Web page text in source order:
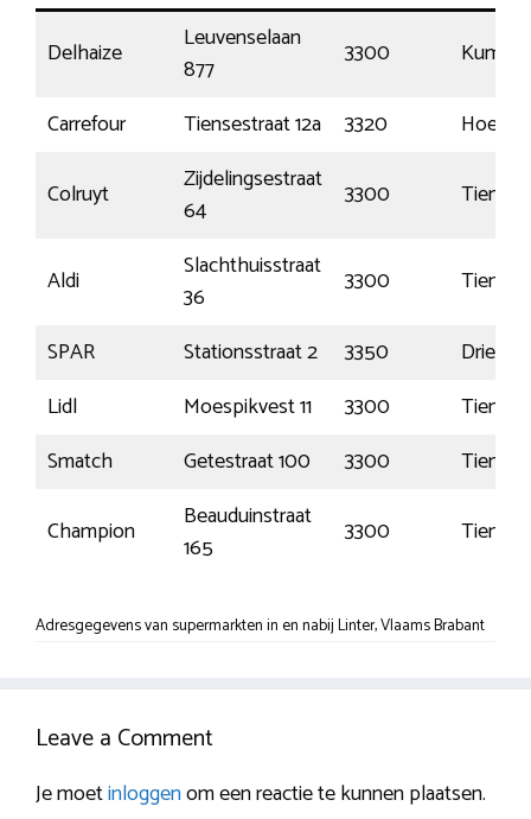
Delhaize
Leuvenselaan
877
3300
Carrefour
Tiensestraat 12a 3320
Colruyt
Zijdelingsestraat
64
3300 Tienen
Aldi
Slachthuisstraat
36
3300
Tienen
SPAR
Stationsstraat 2 3350
Lidl
Moespikvest 11 3300
Tienen
Smatch
Getestraat 100 3300
Tienen
Champion
Beauduinstraat
165
3300 Tienen
Adresgegevens van supermarkten in en nabij Linter, Vlaams Brabant
Leave a Comment
Je moetinloggenom een reactie te kunnen plaatsen.